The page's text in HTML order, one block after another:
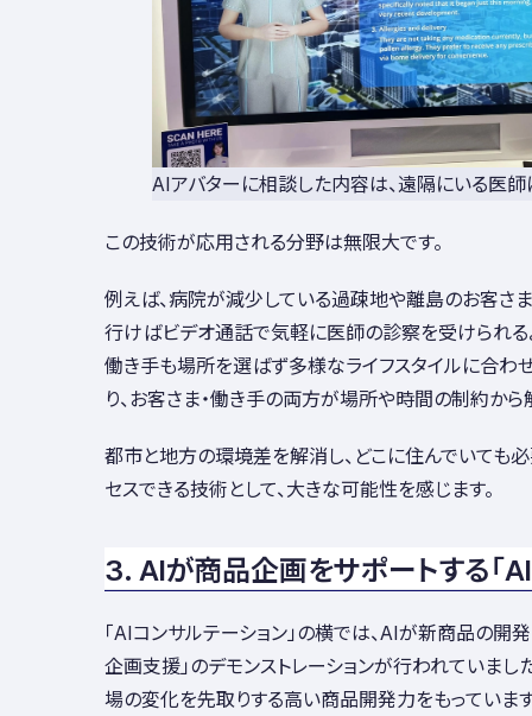
AIアバターに相談した内容は、遠隔にいる医師
この技術が応用される分野は無限大です。
例えば、病院が減少している過疎地や離島のお客さ
行けばビデオ通話で気軽に医師の診察を受けられる
働き手も場所を選ばず多様なライフスタイルに合わ
り、お客さま・働き手の両方が場所や時間の制約から
都市と地方の環境差を解消し、どこに住んでいても
セスできる技術として、大きな可能性を感じます。
3. AIが商品企画をサポートする「
「AIコンサルテーション」の横では、AIが新商品の開
企画支援」のデモンストレーションが行われていまし
場の変化を先取りする高い商品開発力をもっていま